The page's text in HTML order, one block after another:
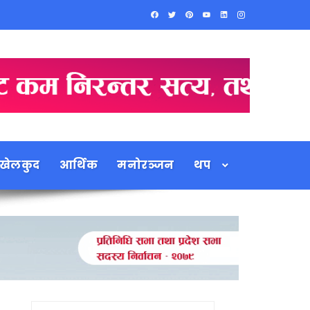
आर्थिक मनोरञ्जन थप